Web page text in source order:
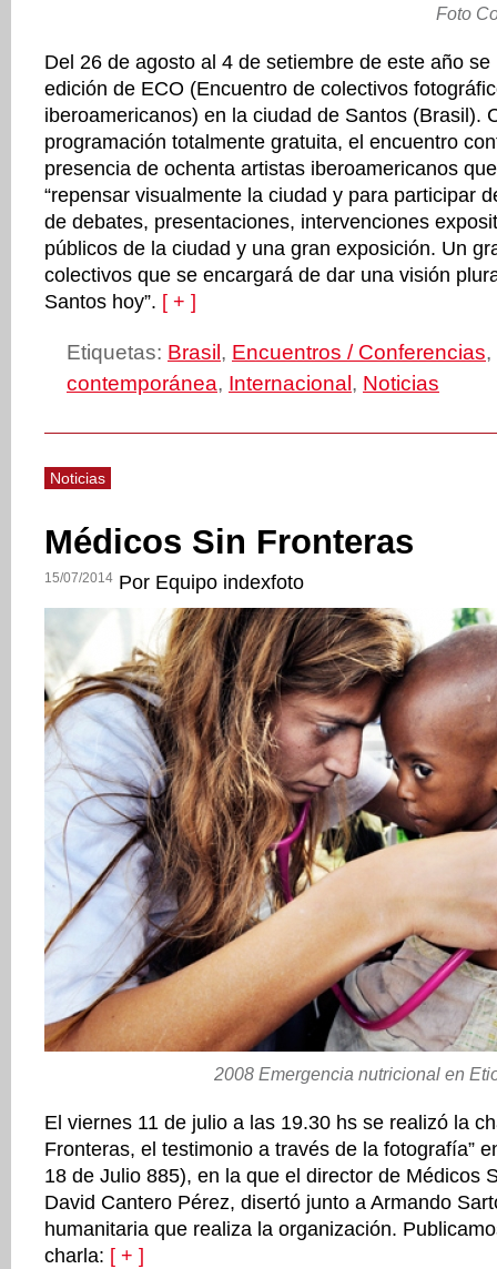
Foto
Del 26 de agosto al 4 de setiembre de este año
edición de ECO (Encuentro de colectivos
iberoamericanos) en la ciudad de Santos (Brasil).
programación totalmente gratuita, el encuentro
presencia de ochenta artistas iberoamericanos
“repensar visualmente la ciudad y para participar
de debates, presentaciones, intervenciones
públicos de la ciudad y una gran exposición. Un
colectivos que se encargará de dar una visión
Santos hoy”. [ + ]
Etiquetas: Brasil , Encuentros / Conferencias,
contemporánea, Internacional , Noticias
Noticias
Médicos Sin Fronteras
15/07/2014 Por Equipo indexfoto
2008 Emergencia nutricional en
El viernes 11 de julio a las 19.30 hs se realizó la
Fronteras, el testimonio a través de la fotografía”
18 de Julio 885), en la que el director de Médicos
David Cantero Pérez, disertó junto a Armando
humanitaria que realiza la organización.
charla: [ + ]